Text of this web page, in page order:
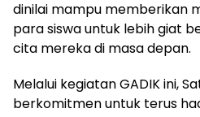
dinilai mampu memberikan
para siswa untuk lebih giat
cita mereka di masa depan.
Melalui kegiatan GADIK ini,
berkomitmen untuk terus